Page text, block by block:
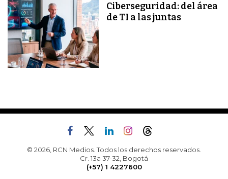
Ciberseguridad: del área
de TI a las juntas
© 2026, RCN Medios. Todos los derechos reservados.
Cr. 13a 37-32, Bogotá
(+57) 1 4227600